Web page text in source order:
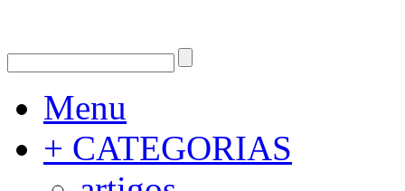
Menu
+ CATEGORIAS